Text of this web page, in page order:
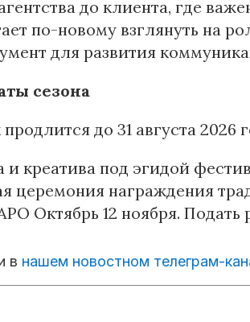
до клиента, где
по-новому взглянуть на
для развития
сезона
до 31 августа 2026
и креатива под эгидой
церемония награждения
Октябрь 12 ноября.
в нашем новостном телеграм-